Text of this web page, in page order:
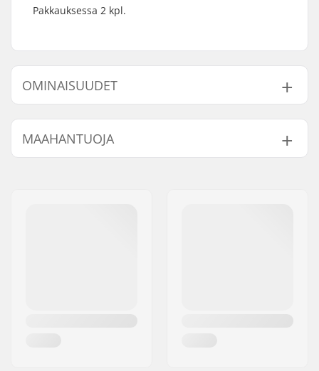
Pakkauksessa 2 kpl.
OMINAISUUDET
Kpl per paketti:
2
Paksuus:
MAAHANTUOJA